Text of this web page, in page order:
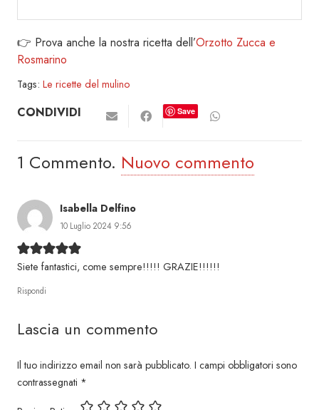
👉 Prova anche la nostra ricetta dell’Orzotto Zucca e
Rosmarino
Tags: Le ricette del mulino
CONDIVIDI Save
1 Commento. Nuovo commento
Isabella Delfino
10 Luglio 2024 9:56
Siete fantastici, come sempre!!!!! GRAZIE!!!!!!
Rispondi
Lascia un commento
Il tuo indirizzo email non sarà pubblicato. I campi obbligatori sono
contrassegnati *